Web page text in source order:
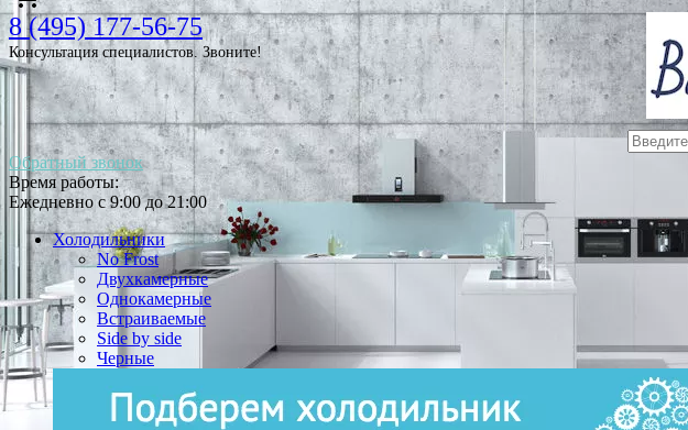
8 (495) 177-56-75
Консультация специалистов. Звоните!
Обратный звонок
Время работы:
Ежедневно с 9:00 до 21:00
Холодильники
No Frost
Двухкамерные
Однокамерные
Встраиваемые
Side by side
Черные